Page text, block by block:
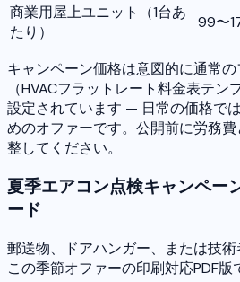
商業用屋上ユニット（1台あ
たり）
99〜
キャンペーン価格は意図的に通常
（HVACフラットレート料金表テン
設定されています — 日常の価格で
めのオファーです。公開前に労務
整してください。
夏季エアコン点検キャンペー
ード
郵送物、ドアハンガー、または技術
この季節オファーの印刷対応PDF版